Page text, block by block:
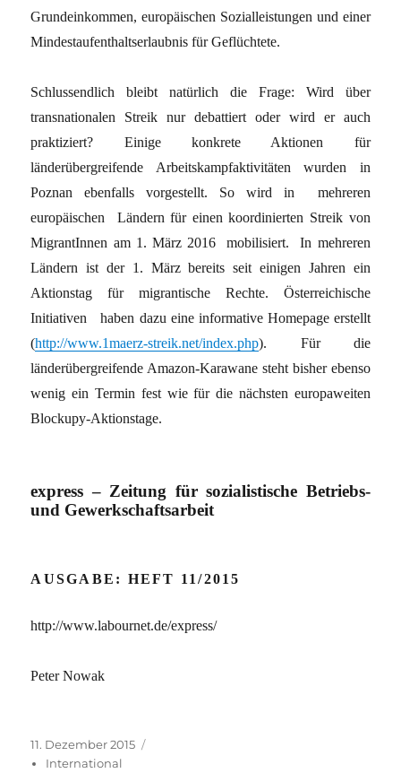
Grundeinkommen, europäischen Sozialleistungen und einer
Mindestaufenthaltserlaubnis für Geflüchtete.
Schlussendlich bleibt natürlich die Frage: Wird über
transnationalen Streik nur debattiert oder wird er auch
praktiziert? Einige konkrete Aktionen für
länderübergreifende Arbeitskampfaktivitäten wurden in
Poznan ebenfalls vorgestellt. So wird in mehreren
europäischen Ländern für einen koordinierten Streik von
MigrantInnen am 1. März 2016 mobilisiert. In mehreren
Ländern ist der 1. März bereits seit einigen Jahren ein
Aktionstag für migrantische Rechte. Österreichische
Initiativen haben dazu eine informative Homepage erstellt
(http://www.1maerz-streik.net/index.php). Für die
länderübergreifende Amazon-Karawane steht bisher ebenso
wenig ein Termin fest wie für die nächsten europaweiten
Blockupy-Aktionstage.
express – Zeitung für sozialistische Betriebs-
und Gewerkschaftsarbeit
AUSGABE: HEFT 11/2015
http://www.labournet.de/express/
Peter Nowak
Veröffentlicht
am
11. Dezember 2015
International